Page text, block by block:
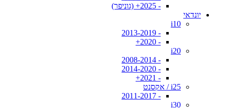
- 2025+ (גוניפר)
יונדאי
i10
- 2013-2019
- 2020+
i20
- 2008-2014
- 2014-2020
- 2021+
i25 / אקסנט
- 2011-2017
i30